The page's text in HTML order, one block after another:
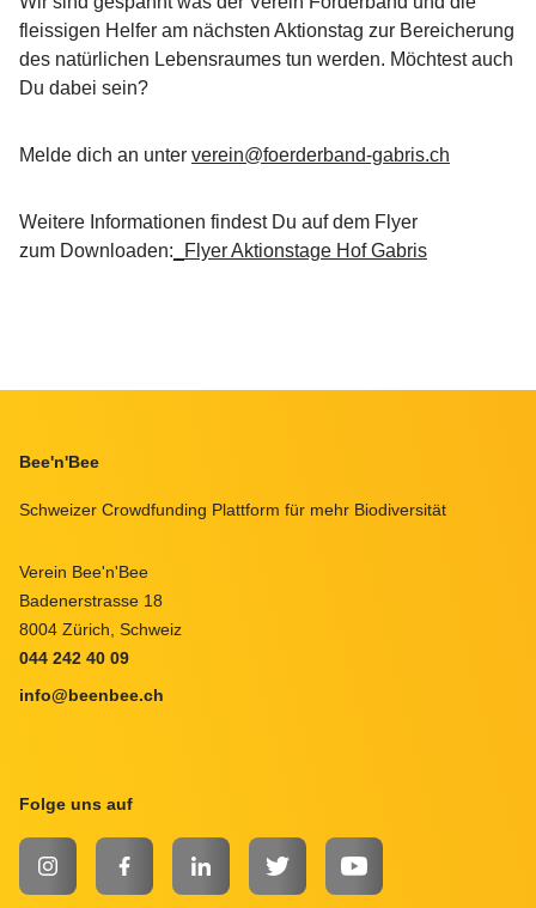
fleissigen Helfer am nächsten Aktionstag zur Bereicherung
des natürlichen Lebensraumes tun werden. Möchtest auch
Du dabei sein?
Melde dich an unter verein@foerderband-gabris.ch
Weitere Informationen findest Du auf dem Flyer
zum Downloaden: _Flyer Aktionstage Hof Gabris
Footer
Bee'n'Bee
Schweizer Crowdfunding Plattform für mehr Biodiversität
Verein Bee'n'Bee
Badenerstrasse 18
8004 Zürich, Schweiz
044 242 40 09
info@beenbee.ch
Folge uns auf
INSTAGRAMFACEBOOKLINKEDINTWITTERYOUTUBE